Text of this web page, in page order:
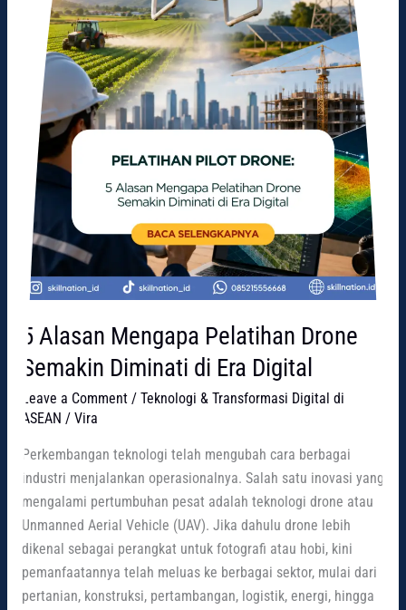
5 Alasan Mengapa Pelatihan Drone
Semakin Diminati di Era Digital
Leave a Comment / Teknologi & Transformasi Digital di
ASEAN / Vira
Perkembangan teknologi telah mengubah cara berbagai
industri menjalankan operasionalnya. Salah satu inovasi yang
mengalami pertumbuhan pesat adalah teknologi drone atau
Unmanned Aerial Vehicle (UAV). Jika dahulu drone lebih
dikenal sebagai perangkat untuk fotografi atau hobi, kini
pemanfaatannya telah meluas ke berbagai sektor, mulai dari
pertanian, konstruksi, pertambangan, logistik, energi, hingga
Digital